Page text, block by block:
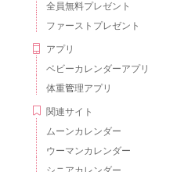
全員無料プレゼント
ファーストプレゼント
アプリ
ベビーカレンダーアプリ
体重管理アプリ
関連サイト
ムーンカレンダー
ウーマンカレンダー
シニアカレンダー